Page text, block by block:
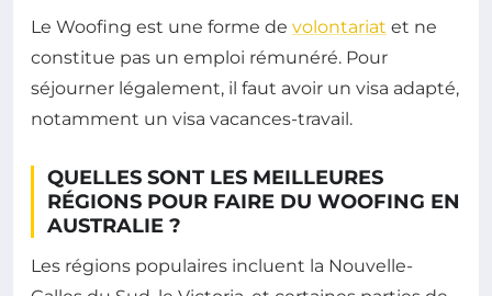
Le Woofing est une forme de volontariat et ne
constitue pas un emploi rémunéré. Pour
séjourner légalement, il faut avoir un visa adapté,
notamment un visa vacances-travail.
QUELLES SONT LES MEILLEURES
RÉGIONS POUR FAIRE DU WOOFING EN
AUSTRALIE ?
Les régions populaires incluent la Nouvelle-